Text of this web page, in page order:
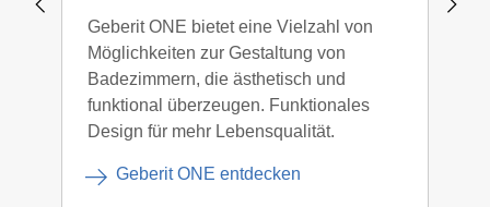
Geberit ONE bietet eine Vielzahl von
Möglichkeiten zur Gestaltung von
Badezimmern, die ästhetisch und
funktional überzeugen. Funktionales
Design für mehr Lebensqualität.
Geberit ONE entdecken